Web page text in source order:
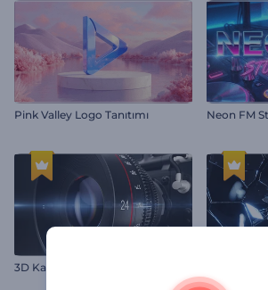
Pink Valley Logo Tanıtımı Neon FM
3D Kamera Logo Gösterimi Patlayan